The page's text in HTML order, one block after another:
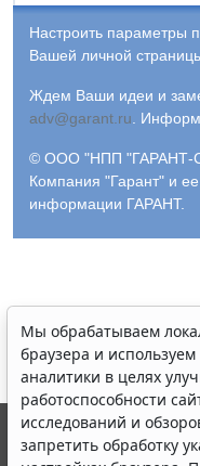
Настроить параметры
Вашей личной
Ждем Ваши идеи и
adv@garant.ru.
© ООО "НПП "ГАРАНТ-
Компания "Гарант" и
информации ГАРАНТ.
Мы обрабатываем
браузера и
аналитики в целях
работоспособности
исследований и
запретить обработку
© ООО "НПП "ГАРАНТ-